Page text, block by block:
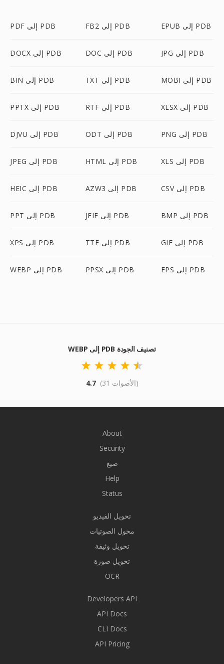
PDF إلى PDB FB2 إلى PDB EPUB إلى PDB
DOCX إلى PDB DOC إلى PDB JPG إلى PDB
BIN إلى PDB TXT إلى PDB MOBI إلى PDB
PPTX إلى PDB RTF إلى PDB XLSX إلى PDB
DJVU إلى PDB ODT إلى PDB PNG إلى PDB
JPEG إلى PDB HTML إلى PDB XLS إلى PDB
HEIC إلى PDB AZW3 إلى PDB CSV إلى PDB
PPT إلى PDB JFIF إلى PDB BMP إلى PDB
XPS إلى PDB TTF إلى PDB GIF إلى PDB
WEBP إلى PDB PPSX إلى PDB EPS إلى PDB
WEBP إلى PDB تصنيف الجودة
4.7 (31 الأصوات)
About
Security
صيغ
Help
Status
تحويل الفيديو
محول الصوتيات
تحويل وثيقة
تحويل صورة
OCR
Developers API
API Docs
CLI Docs
API Pricing